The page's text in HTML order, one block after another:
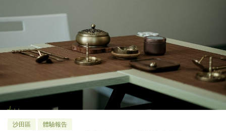
沙田區 體驗報告